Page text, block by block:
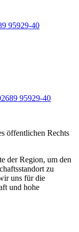
95929-40
95929-40
öffentlichen Rechts
der Region, um den
zu
uns für die
und hohe